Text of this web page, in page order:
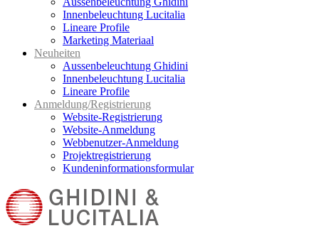
Innenbeleuchtung Lucitalia
Lineare Profile
Marketing Materiaal
Neuheiten
Aussenbeleuchtung Ghidini
Innenbeleuchtung Lucitalia
Lineare Profile
Anmeldung/Registrierung
Website-Registrierung
Website-Anmeldung
Webbenutzer-Anmeldung
Projektregistrierung
Kundeninformationsformular